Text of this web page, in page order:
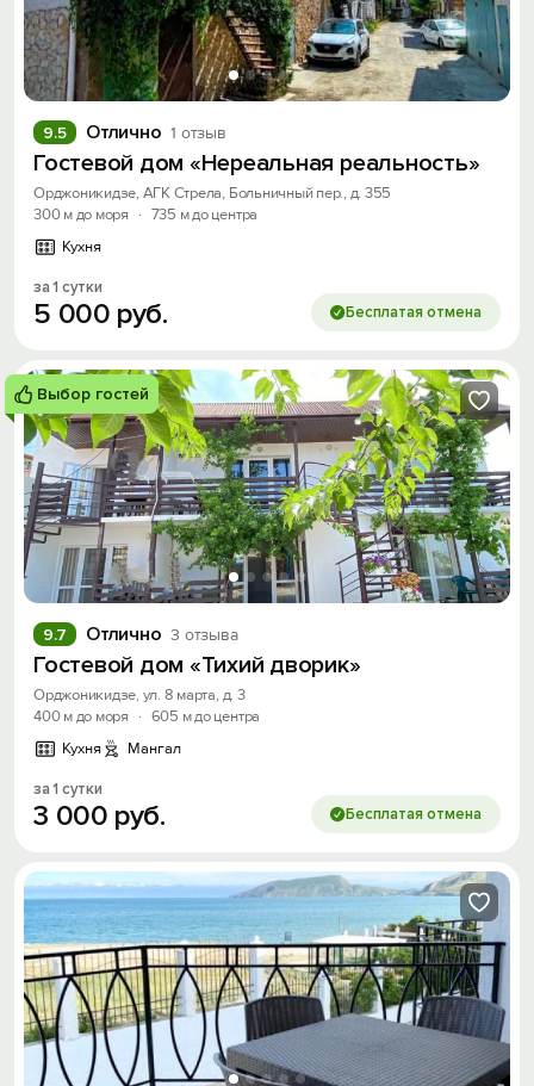
Отлично 1 отзыв
9.5
Гостевой дом «Нереальная реальность»
Орджоникидзе, АГК Стрела, Больничный пер., д. 355
300 м до моря
· 735 м до центра
Кухня
за 1 сутки
5 000 руб. Бесплатая отмена
Выбор гостей
Отлично 3 отзыва
9.7
Гостевой дом «Тихий дворик»
Орджоникидзе, ул. 8 марта, д. 3
400 м до моря
· 605 м до центра
Кухня
Мангал
за 1 сутки
3 000 руб. Бесплатая отмена
Скидка −5%
Хочешь дешевле? Оставь почту и получи
промокод на первое бронирование!
Получить промокод
Вход на сайт
Войти
Войти с помощью